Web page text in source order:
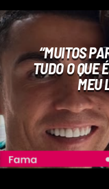
“MUITOS
TUDO O QUE
MEU